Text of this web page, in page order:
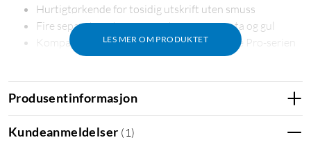
LES MER OM PRODUKTET
Hurtigtørkende for tosidig utskrift uten smuss
Fire separate patroner: svart, cyan, magenta og gul
Kompatibel med WorkForce- og WorkForce Pro-serien
Slitesterke utskrifter i laserkvalitet
Produsentinformasjon
Kundeanmeldelser ( 1)